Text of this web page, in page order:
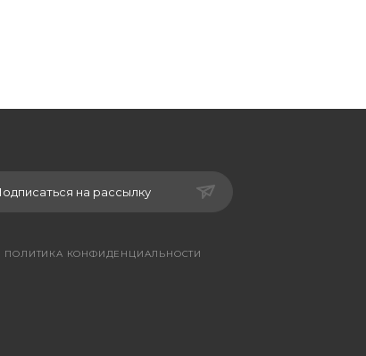
на рассылку
ПОЛИТИКА КОНФИДЕНЦИАЛЬНОСТИ